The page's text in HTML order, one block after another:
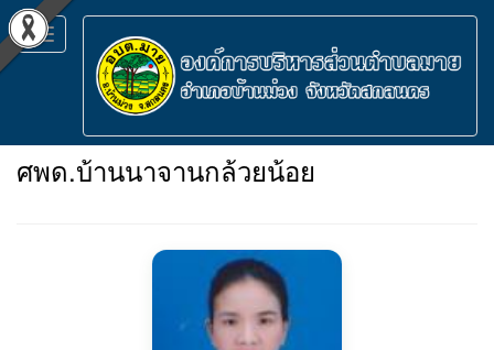
Toggle
navigation
ศพด.บ้านนาจานกล้วยน้อย